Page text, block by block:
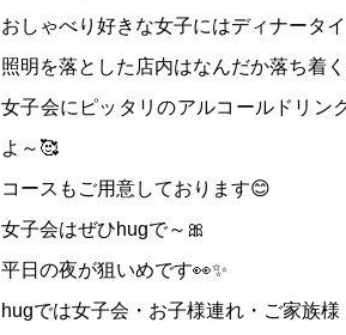
おしゃべり好きな女子にはディナータ
照明を落とした店内はなんだか落ち着
女子会にピッタリのアルコールドリン
よ～🥰
コースもご用意しております😊
女子会はぜひhugで～🎀
平日の夜が狙いめです👀✨
hugでは女子会・お子様連れ・ご家族